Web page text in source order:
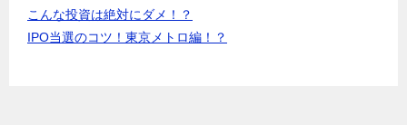
こんな投資は絶対にダメ！？
IPO当選のコツ！東京メトロ編！？